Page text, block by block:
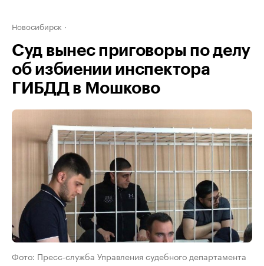
Новосибирск
Суд вынес приговоры по делу
об избиении инспектора
ГИБДД в Мошково
Фото: Пресс-служба Управления судебного департамента